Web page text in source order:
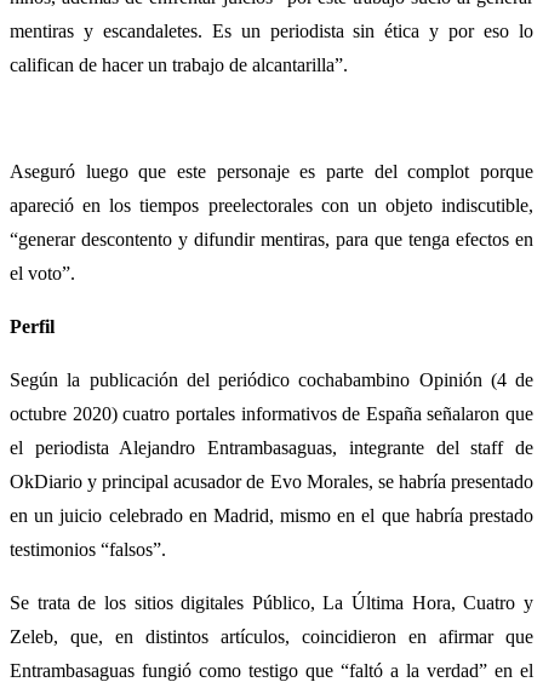
mentiras y escandaletes. Es un periodista sin ética y por eso lo
califican de hacer un trabajo de alcantarilla”.
Aseguró luego que este personaje es parte del complot porque
apareció en los tiempos preelectorales con un objeto indiscutible,
“generar descontento y difundir mentiras, para que tenga efectos en
el voto”.
Perfil
Según la publicación del periódico cochabambino Opinión (4 de
octubre 2020) cuatro portales informativos de España señalaron que
el periodista Alejandro Entrambasaguas, integrante del staff de
OkDiario y principal acusador de Evo Morales, se habría presentado
en un juicio celebrado en Madrid, mismo en el que habría prestado
testimonios “falsos”.
Se trata de los sitios digitales Público, La Última Hora, Cuatro y
Zeleb, que, en distintos artículos, coincidieron en afirmar que
Entrambasaguas fungió como testigo que “faltó a la verdad” en el